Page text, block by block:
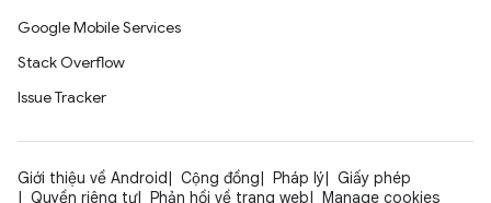
Google Mobile Services
Stack Overflow
Issue Tracker
Giới thiệu về Android Cộng đồng Pháp lý
Giấy phép
Quyền riêng tư
Phản hồi về trang web Manage cookies